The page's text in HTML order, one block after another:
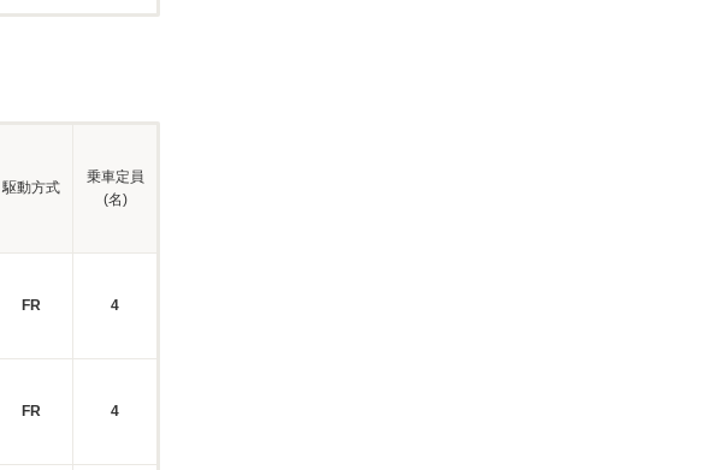
駆動方式
乗車定員
(名)
FR 4
FR 4